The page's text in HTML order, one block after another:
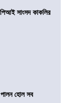
সাংসদ কাকলির
পালন হোল সব